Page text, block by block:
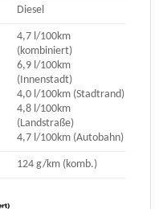
Diesel
4,7 l/100km
(kombiniert)
6,9 l/100km
(Innenstadt)
4,0 l/100km (Stadtrand)
4,8 l/100km
(Landstraße)
4,7 l/100km (Autobahn)
124 g/km (komb.)